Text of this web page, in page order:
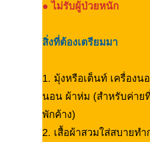
● ไม่รับผู้ป่วยหนัก
สิ่งที่ต้องเตรียมมา
1. มุ้งหรือเต็นท์ เครื่องน
นอน ผ้าห่ม (สำหรับค่าย
พักค้าง)
2. เสื้อผ้าสวมใส่สบายทำ